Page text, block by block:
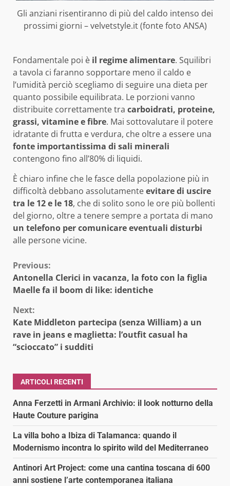
Gli anziani risentiranno di più del caldo intenso dei
prossimi giorni – velvetstyle.it (fonte foto ANSA)
Fondamentale poi è il regime alimentare. Squilibri
a tavola ci faranno sopportare meno il caldo e
l’umidità perciò scegliamo di seguire una dieta per
quanto possibile equilibrata. Le porzioni vanno
distribuite correttamente tra carboidrati, proteine,
grassi, vitamine e fibre. Mai sottovalutare il potere
idratante di frutta e verdura, che oltre a essere una
fonte importantissima di sali minerali
contengono fino all’80% di liquidi.
È chiaro infine che le fasce della popolazione più in
difficoltà debbano assolutamenteevitare di uscire
tra le 12 e le 18, che di solito sono le ore più bollenti
del giorno, oltre a tenere sempre a portata di mano
un telefono per comunicare eventuali disturbi
alle persone vicine.
Continue
Reading
Previous:
Antonella Clerici in vacanza, la foto con la figlia
Maelle fa il boom di like: identiche
Next:
Kate Middleton partecipa (senza William) a un
rave in jeans e maglietta: l’outfit casual ha
“scioccato” i sudditi
ARTICOLI RECENTI
Anna Ferzetti in Armani Archivio: il look notturno della
Haute Couture parigina
La villa boho a Ibiza di Talamanca: quando il
Modernismo incontra lo spirito wild del Mediterraneo
Antinori Art Project: come una cantina toscana di 600
anni sostiene l’arte contemporanea italiana